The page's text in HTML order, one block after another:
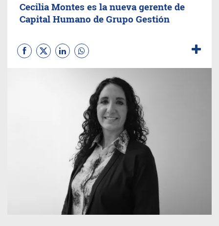
Cecilia Montes es la nueva gerente de
Capital Humano de Grupo Gestión